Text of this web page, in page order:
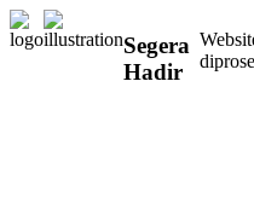
Segera
Hadir